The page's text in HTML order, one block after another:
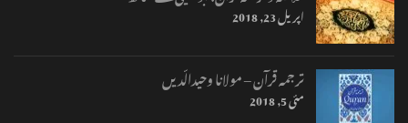
اپریل 23, 2018
ترجمہ قرآن – مولانا وحیدالّدیں
مئی 5, 2018